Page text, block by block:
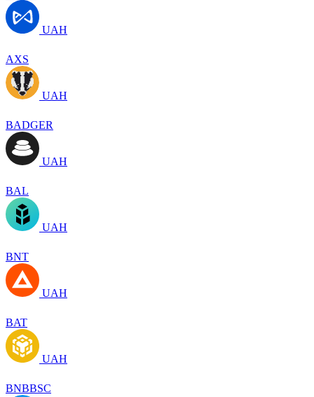
UAH
AXS
UAH
BADGER
UAH
BAL
UAH
BNT
UAH
BAT
UAH
BNBBSC